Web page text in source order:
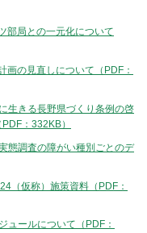
部局との一元化について
画の見直しについて（PDF：
生きる長野県づくり条例の啓
：332KB）
態調査の障がい種別ごとのデ
（仮称）施策資料（PDF：
ュールについて（PDF：